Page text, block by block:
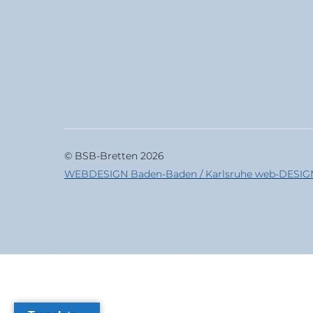
© BSB-Bretten 2026
WEBDESIGN Baden-Baden / Karlsruhe web-